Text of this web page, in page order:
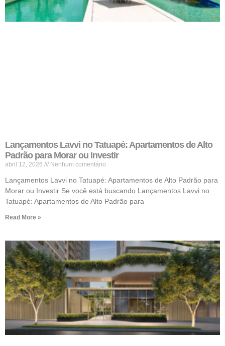
Lançamentos Lavvi no Tatuapé: Apartamentos de Alto
Padrão para Morar ou Investir
abril 12, 2026 Nenhum comentário
Lançamentos Lavvi no Tatuapé: Apartamentos de Alto Padrão para
Morar ou Investir Se você está buscando Lançamentos Lavvi no
Tatuapé: Apartamentos de Alto Padrão para
Read More »